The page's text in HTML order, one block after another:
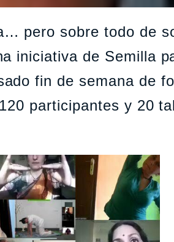
pero sobre todo de
iniciativa de Semilla
fin de semana de
participantes y 20